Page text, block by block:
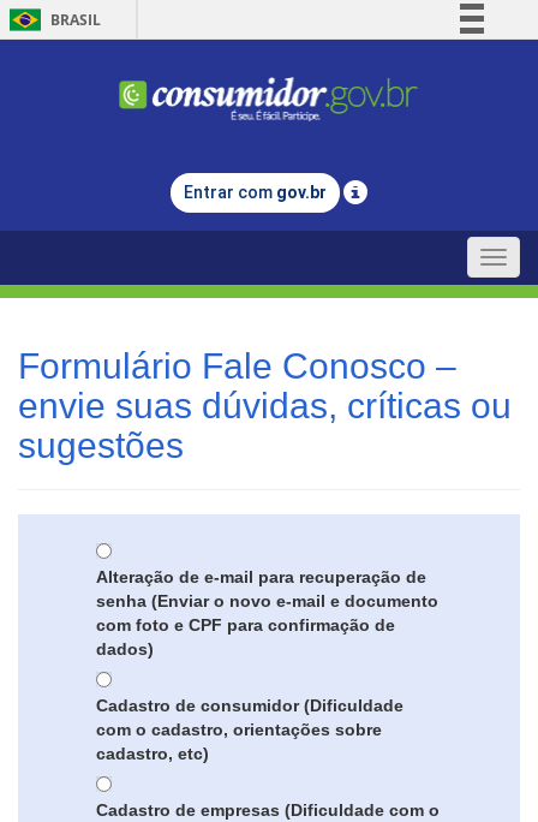
BRASIL
Comunica BR
Legislação
Entrar com gov.br
Toggle
Formulário Fale Conosco –
envie suas dúvidas, críticas ou
sugestões
Alteração de e-mail para recuperação de
senha (Enviar o novo e-mail e documento
com foto e CPF para confirmação de
dados)
Cadastro de consumidor (Dificuldade
com o cadastro, orientações sobre
cadastro, etc)
Cadastro de empresas (Dificuldade com o